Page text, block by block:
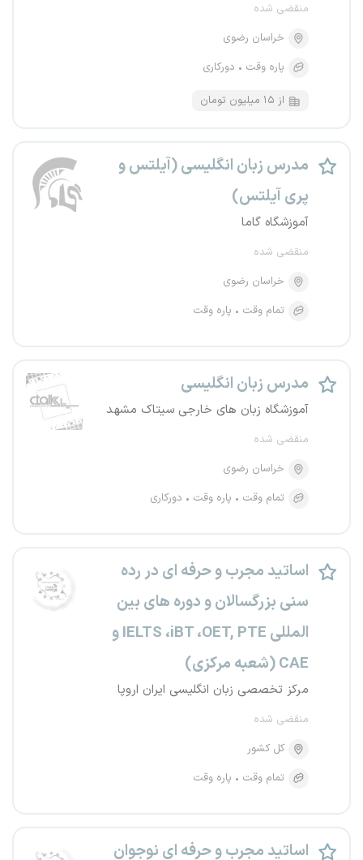
منقضی شده
خراسان رضوی
پاره وقت
دورکاری
از ۱۵ میلیون تومان
مدرس زبان انگلیسی (آیلتس و
پری آیلتس)
آموزشگاه گاما
منقضی شده
خراسان رضوی
تمام وقت
پاره وقت
مدرس زبان انگلیسی
آموزشگاه زبان های خارجی سیتاک مشهد
منقضی شده
خراسان رضوی
تمام وقت
پاره وقت دورکاری
اساتید مجرب و حرفه ای در رده
سنی بزرگسالان و دوره های بین
المللی IELTS ،iBT ،OET, PTE و
CAE (شعبه مرکزی)
مرکز تخصصی زبان انگلیسی ایران اروپا
منقضی شده
کل کشور
تمام وقت
پاره وقت
اساتید مجرب و حرفه ای نوجوان